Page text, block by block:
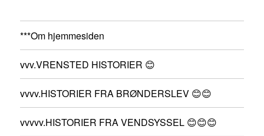
***Om hjemmesiden
vvv.VRENSTED HISTORIER 😊
vvvv.HISTORIER FRA BRØNDERSLEV 😊😊
vvvvv.HISTORIER FRA VENDSYSSEL 😊😊😊